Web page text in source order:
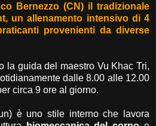
Bernezzo (CN) il tradizionale
un allenamento intensivo di 4
provenienti da diverse
la guida del maestro Vu Khac Tri,
dalle 8.00 alle 12.00
circa 9 ore al giorno.
è uno stile interno che lavora